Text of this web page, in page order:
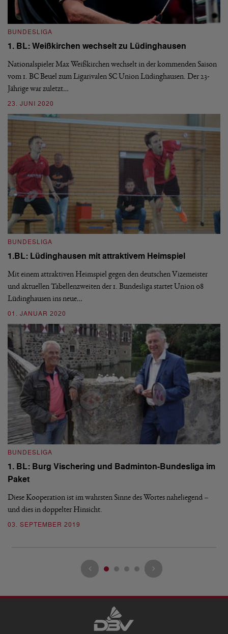
BUNDESLIGA
1. BL: Weißkirchen wechselt zu Lüdinghausen
Nationalspieler Max Weißkirchen wechselt in der kommenden Saison
vom 1. BC Beuel zum Ligarivalen SC Union Lüdinghausen. Der 23-
Jährige war zuletzt…
23. JUNI 2020
BUNDESLIGA
1.BL: Lüdinghausen mit attraktivem Heimspiel
Mit einem attraktiven Heimspiel gegen den deutschen Vizemeister
und aktuellen Tabellenzweiten der 1. Bundesliga startet Union 08
Lüdinghausen ins neue…
01. JANUAR 2020
BUNDESLIGA
1. BL: Burg Vischering und Badminton-Bundesliga im
Paket
Diese Kooperation ist im wahrsten Sinne des Wortes naheliegend –
und dies in doppelter Hinsicht.
03. SEPTEMBER 2019